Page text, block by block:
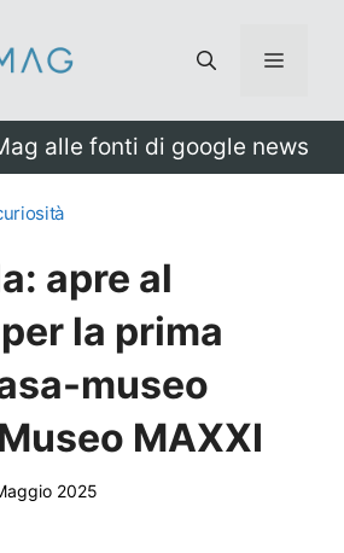
Menu
alle fonti di google news
apre al
la prima
museo
MAXXI
2025